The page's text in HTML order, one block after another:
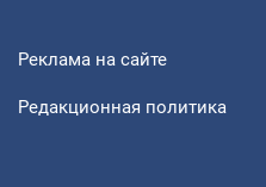
Реклама на сайте
Редакционная политика